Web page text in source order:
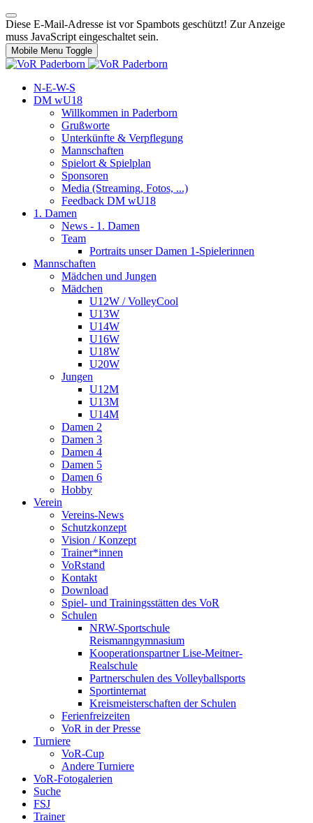
Diese E-Mail-Adresse ist vor Spambots geschützt! Zur Anzeige
muss JavaScript eingeschaltet sein.
Mobile Menu Toggle
N-E-W-S
DM wU18
Willkommen in Paderborn
Grußworte
Unterkünfte & Verpflegung
Mannschaften
Spielort & Spielplan
Sponsoren
Media (Streaming, Fotos, ...)
Feedback DM wU18
1. Damen
News - 1. Damen
Team
Portraits unser Damen 1-Spielerinnen
Mannschaften
Mädchen und Jungen
Mädchen
U12W / VolleyCool
U13W
U14W
U16W
U18W
U20W
Jungen
U12M
U13M
U14M
Damen 2
Damen 3
Damen 4
Damen 5
Damen 6
Hobby
Verein
Vereins-News
Schutzkonzept
Vision / Konzept
Trainer*innen
VoRstand
Kontakt
Download
Spiel- und Trainingsstätten des VoR
Schulen
NRW-Sportschule
Reismanngymnasium
Kooperationspartner Lise-Meitner-
Realschule
Partnerschulen des Volleyballsports
Sportinternat
Kreismeisterschaften der Schulen
Ferienfreizeiten
VoR in der Presse
Turniere
VoR-Cup
Andere Turniere
VoR-Fotogalerien
Suche
FSJ
Trainer